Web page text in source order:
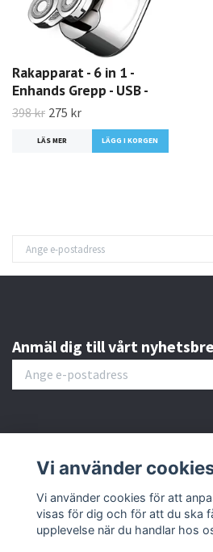
Rakapparat - 6 in 1 -
Enhands Grepp - USB -
398 kr 275 kr
LÄS MER
Anmäl dig till vårt
Fotmeny
Vi använder
Vi använder cookies för att
visas för dig och för att du ska
upplevelse när du handlar hos